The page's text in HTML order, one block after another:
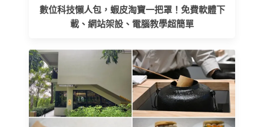
數位科技懶人包，蝦皮淘寶一把罩！免費軟體下
載、網站架設、電腦教學超簡單